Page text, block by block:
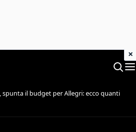
spunta il budget per Allegri: ecco quanti
×